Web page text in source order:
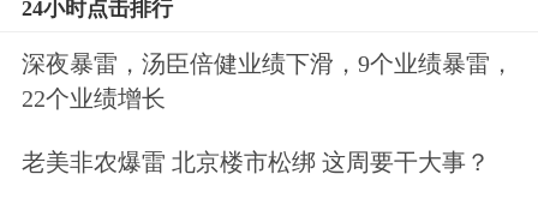
从一季度每股资本公积金及
来看，兆丰股份每股资本公积金14.95
元高居榜首，其
元，两者合计23.72元。星宇股份每股
24小时点击排行
深夜暴雷，汤臣倍健业绩下滑，9个业绩暴雷，
22个业绩增长
老美非农爆雷 北京楼市松绑 这周要干大事？